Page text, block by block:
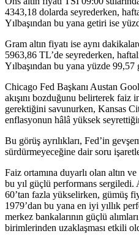
4343,18 dolarda seyrederken,
Yılbaşından bu yana getiri ise
Gram altın fiyatı ise aynı
5963,86 TL’de seyrederken,
Yılbaşından bu yana yüzde
Chicago Fed Başkanı Austan
akışını bozduğunu belirterek faiz
gerektiğini savunurken, Kansas
enflasyonun hâlâ yüksek
Bu görüş ayrılıkları, Fed’in
sürdürmeyeceğine dair soru
Faiz ortamına duyarlı olan altın
bu yıl güçlü performans sergiledi.
60’tan fazla yükselirken, gümüş
1979’dan bu yana en iyi yıllık
merkez bankalarının güçlü
birimlerinden uzaklaşması etkili